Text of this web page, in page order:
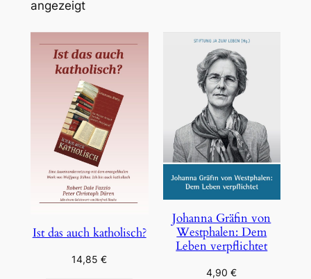
angezeigt
Ist das auch katholisch?
14,85€
Johanna Gräfin von
Westphalen: Dem
Leben verpflichtet
4,90€